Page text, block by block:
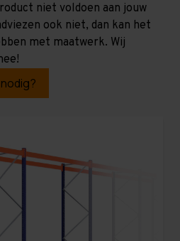
niet voldoen aan jouw
ook niet, dan kan het
met maatwerk. Wij